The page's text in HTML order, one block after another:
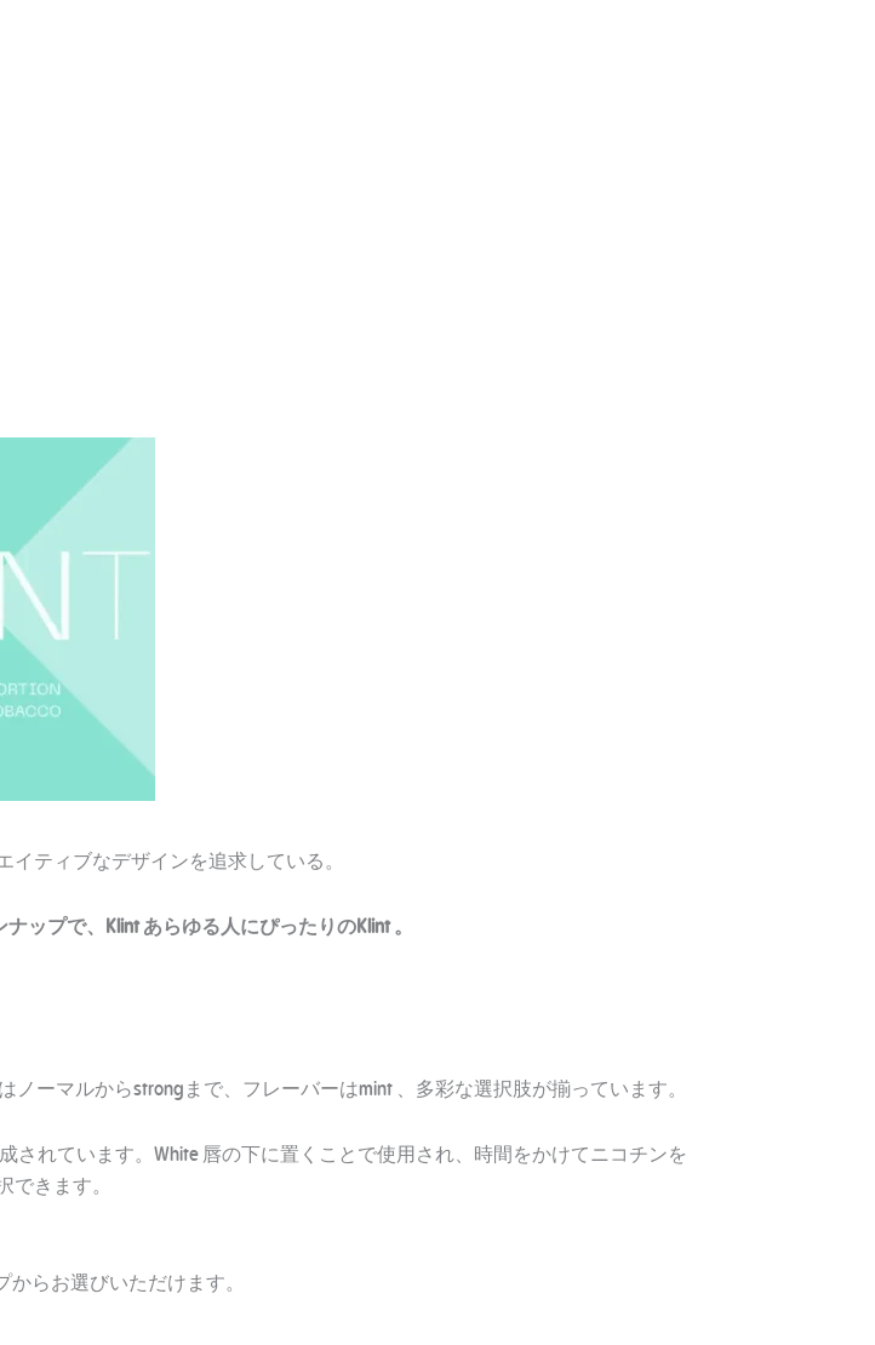
ティブなデザインを追求している。
ップで、Klint あらゆる人にぴったりのKlint 。
ーマルからstrongまで、フレーバーはmint 、多彩な選択肢が揃っています。
されています。White 唇の下に置くことで使用され、時間をかけてニコチンを
きます。
らお選びいただけます。